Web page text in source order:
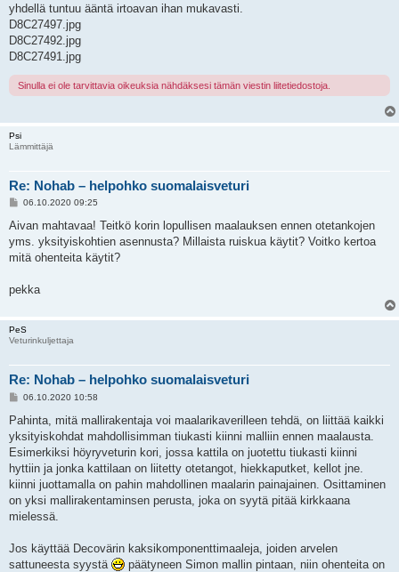
yhdellä tuntuu ääntä irtoavan ihan mukavasti.
D8C27497.jpg
D8C27492.jpg
D8C27491.jpg
Sinulla ei ole tarvittavia oikeuksia nähdäksesi tämän viestin liitetiedostoja.
Psi
Lämmittäjä
Re: Nohab – helpohko suomalaisveturi
V
e
t
i
06.10.2020 09:25
Aivan mahtavaa! Teitkö korin lopullisen maalauksen ennen otetankojen
yms. yksityiskohtien asennusta? Millaista ruiskua käytit? Voitko kertoa
mitä ohenteita käytit?
pekka
PeS
Veturinkuljettaja
Re: Nohab – helpohko suomalaisveturi
V
e
t
i
06.10.2020 10:58
Pahinta, mitä mallirakentaja voi maalarikaverilleen tehdä, on liittää kaikki
yksityiskohdat mahdollisimman tiukasti kiinni malliin ennen maalausta.
Esimerkiksi höyryveturin kori, jossa kattila on juotettu tiukasti kiinni
hyttiin ja jonka kattilaan on liitetty otetangot, hiekkaputket, kellot jne.
kiinni juottamalla on pahin mahdollinen maalarin painajainen. Osittaminen
on yksi mallirakentaminsen perusta, joka on syytä pitää kirkkaana
mielessä.
Jos käyttää Decovärin kaksikomponenttimaaleja, joiden arvelen
sattuneesta syystä
päätyneen Simon mallin pintaan, niin ohenteita on